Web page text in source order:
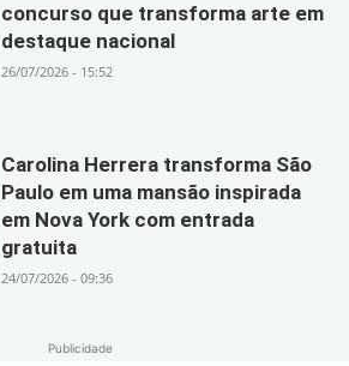
concurso que transforma arte em
destaque nacional
26/07/2026 - 15:52
Carolina Herrera transforma São
Paulo em uma mansão inspirada
em Nova York com entrada
gratuita
24/07/2026 - 09:36
Publicidade